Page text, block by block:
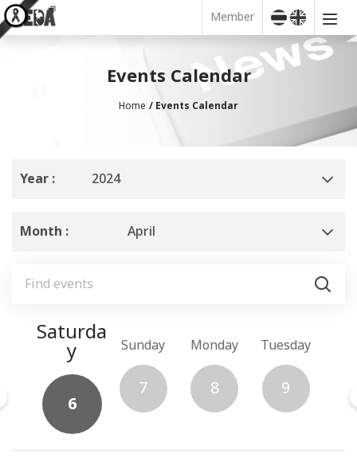
Member
Events Calendar
Home Events Calendar
Year : 2024
Month : April
Saturda
y
6
Sunday
7
Monday
8
Tuesday
9